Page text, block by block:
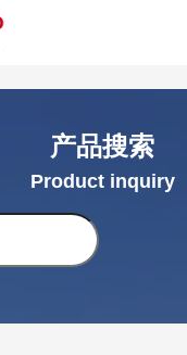
产品搜索
Product inquiry